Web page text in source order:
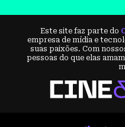
Este site faz parte do
empresa de mídia e
suas paixões. Com
pessoas do que elas